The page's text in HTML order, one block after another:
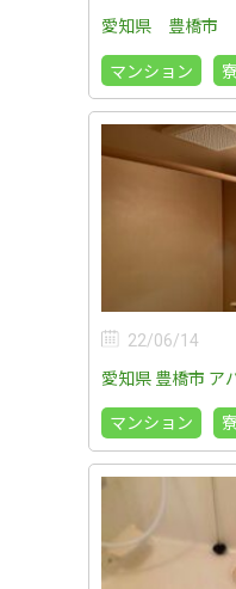
愛知県 豊橋市
マンション
22/06/14
愛知県 豊橋市 ア
マンション